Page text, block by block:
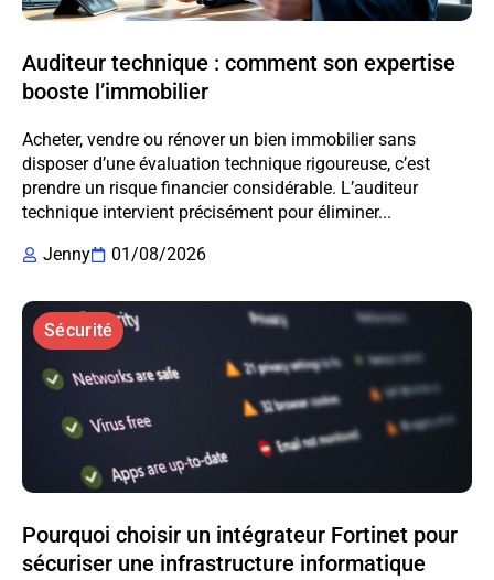
Auditeur technique : comment son expertise
booste l’immobilier
Acheter, vendre ou rénover un bien immobilier sans
disposer d’une évaluation technique rigoureuse, c’est
prendre un risque financier considérable. L’auditeur
technique intervient précisément pour éliminer...
Jenny
01/08/2026
Sécurité
Pourquoi choisir un intégrateur Fortinet pour
sécuriser une infrastructure informatique